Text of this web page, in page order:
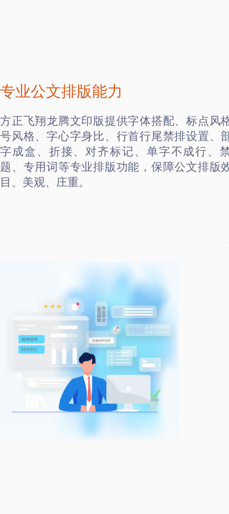
专业公文排版能力
方正飞翔龙腾文印版提供字体搭配、标点风
号风格、字心字身比、行首行尾禁排设置、
字成盒、折接、对齐标记、单字不成行、
题、专用词等专业排版功能，保障公文排版
目、美观、庄重。